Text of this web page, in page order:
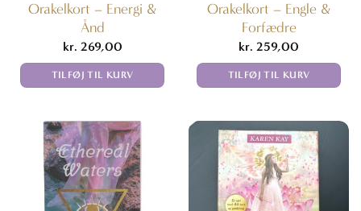
Orakelkort – Energi &
Ånd
kr. 269,00
TILFØJ TIL KURV
Orakelkort – Engle &
Forfædre
kr. 259,00
TILFØJ TIL KURV